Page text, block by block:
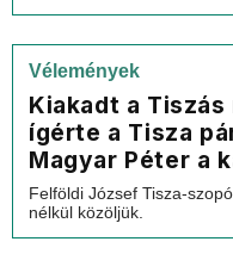
Vélemények
Kiakadt a
ígérte a Tisza
Magyar Péter a
Felföldi József Tisza-
nélkül közöljük.